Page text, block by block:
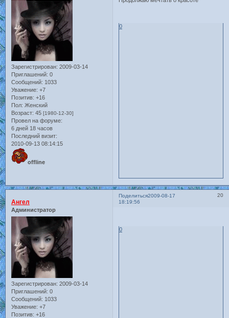
Зарегистрирован: 2009-03-14
Приглашений: 0
Сообщений: 1033
Уважение: +7
Позитив: +16
Пол: Женский
Возраст: 45 [1980-12-30]
Провел на форуме:
6 дней 18 часов
Последний визит:
2010-09-13 08:14:15
offline
0
Поделиться 20
2009-08-17
18:19:56
Ангел
Администратор
Зарегистрирован: 2009-03-14
Приглашений: 0
Сообщений: 1033
Уважение: +7
Позитив: +16
0